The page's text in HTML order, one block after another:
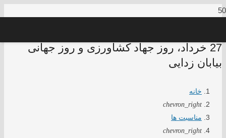
27 خرداد، روز جهاد کشاورزی و روز جهانی
بیابان زدایی
خانه
chevron_right
مناسبت ها
chevron_right